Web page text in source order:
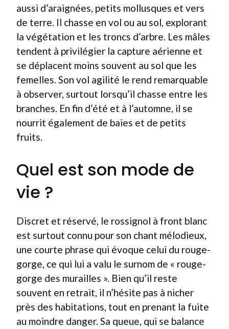
aussi d’araignées, petits mollusques et vers
de terre. Il chasse en vol ou au sol, explorant
la végétation et les troncs d’arbre. Les mâles
tendent à privilégier la capture aérienne et
se déplacent moins souvent au sol que les
femelles. Son vol agilité le rend remarquable
à observer, surtout lorsqu’il chasse entre les
branches. En fin d’été et à l’automne, il se
nourrit également de baies et de petits
fruits.
Quel est son mode de
vie ?
Discret et réservé, le rossignol à front blanc
est surtout connu pour son chant mélodieux,
une courte phrase qui évoque celui du rouge-
gorge, ce qui lui a valu le surnom de « rouge-
gorge des murailles ». Bien qu’il reste
souvent en retrait, il n’hésite pas à nicher
près des habitations, tout en prenant la fuite
au moindre danger. Sa queue, qui se balance